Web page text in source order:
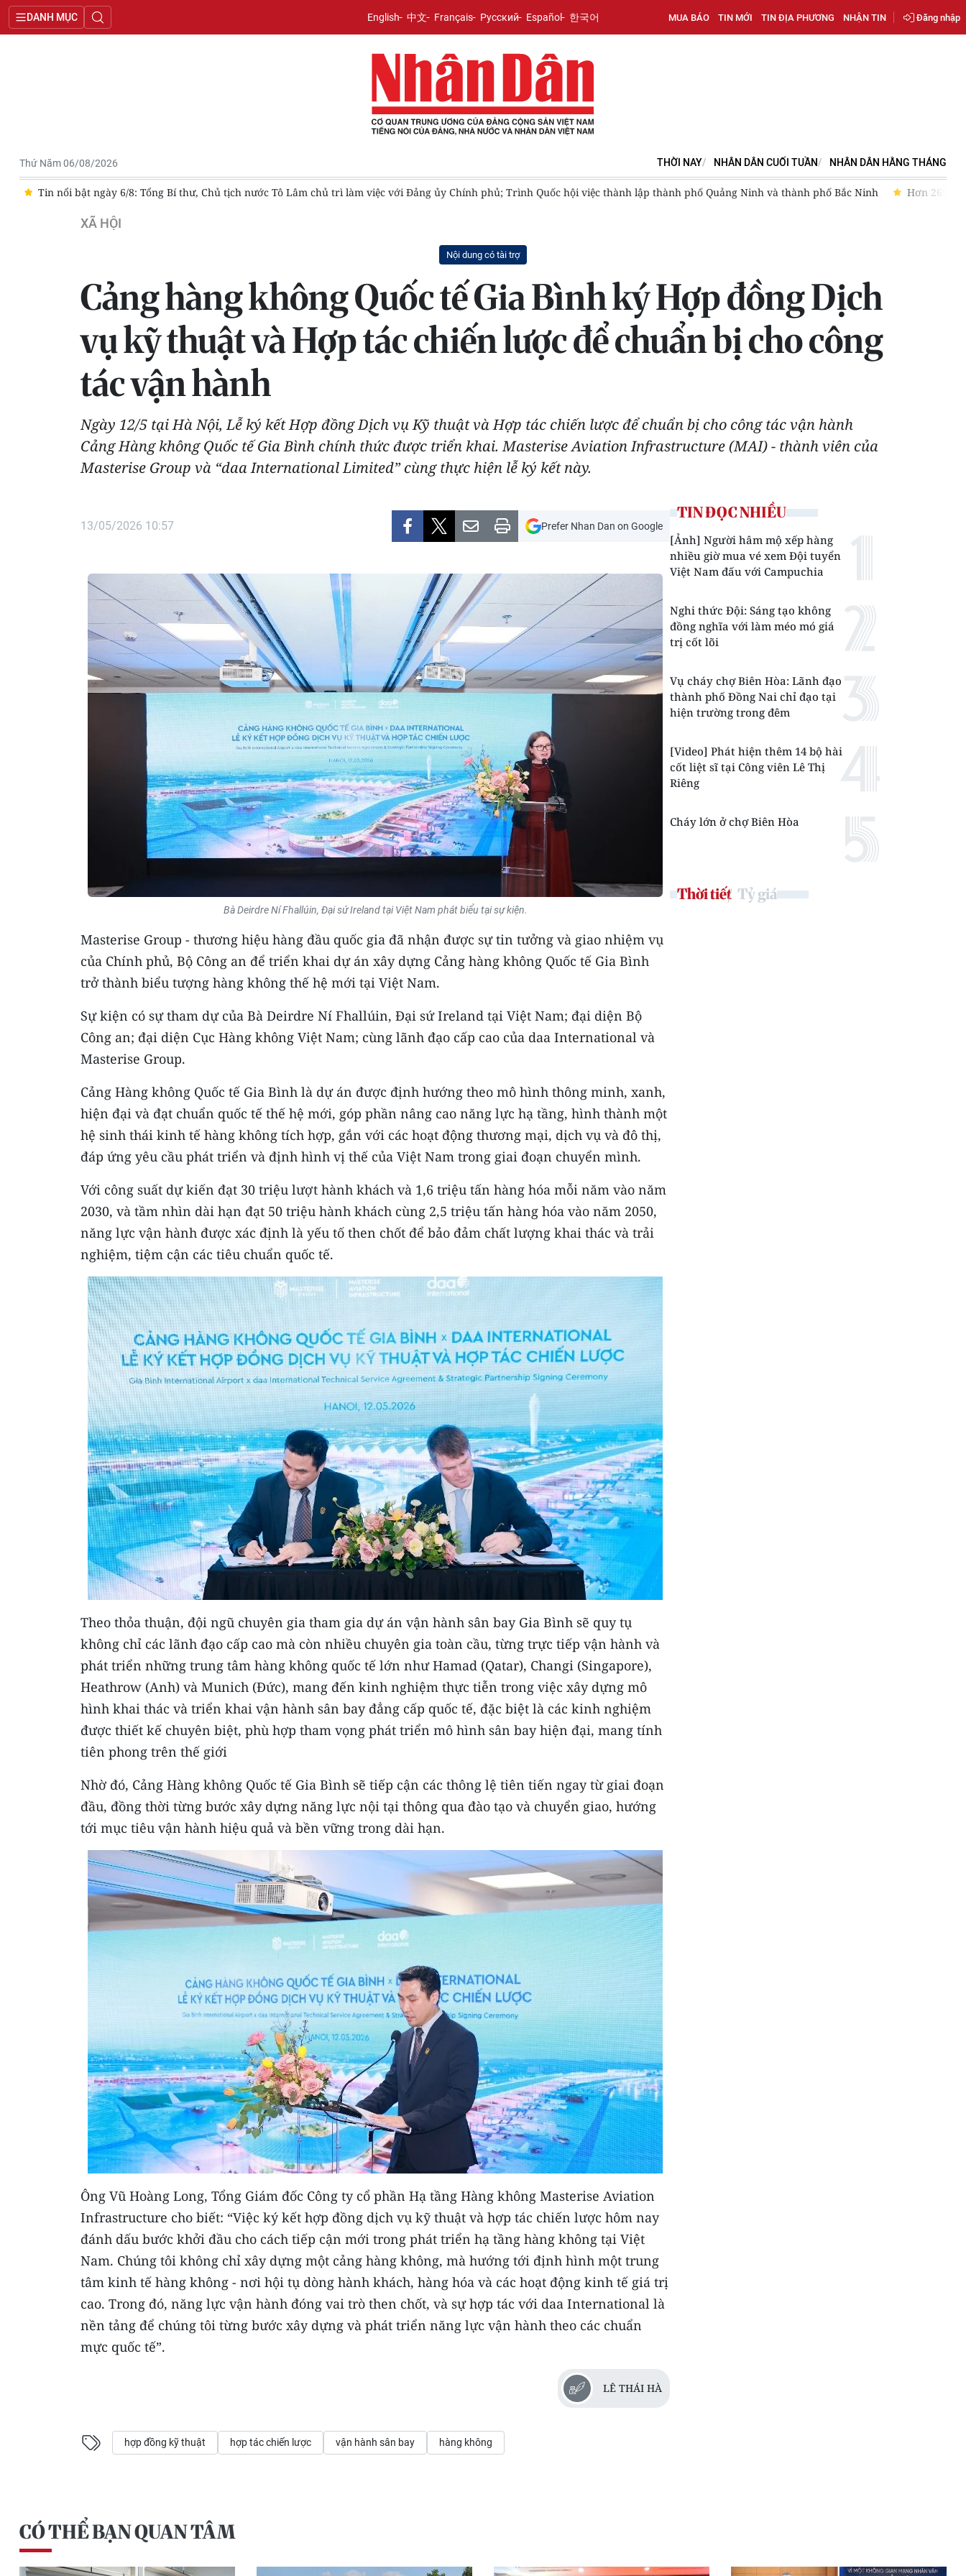
DANH MỤC English 中文 Français Русский Español 한국어 MUA BÁO TIN MỚI TIN ĐỊA PHƯƠNG NHẬN TIN Đăng nhập
Thứ Năm 06/08/2026 THỜI NAY NHÂN DÂN CUỐI TUẦN NHÂN DÂN HẰNG THÁNG
Tin nổi bật ngày 6/8: Tổng Bí thư, Chủ tịch nước Tô Lâm chủ trì làm việc với Đảng ủy Chính phủ; Trình Quốc hội việc thành lập thành phố Quảng Ninh và thành phố Bắc Ninh Hơn
XÃ HỘI
Nội dung có tài trợ
Cảng hàng không Quốc tế Gia Bình ký Hợp đồng Dịch
vụ kỹ thuật và Hợp tác chiến lược để chuẩn bị cho công
tác vận hành
Ngày 12/5 tại Hà Nội, Lễ ký kết Hợp đồng Dịch vụ Kỹ thuật và Hợp tác chiến lược để chuẩn bị cho công tác vận hành
Cảng Hàng không Quốc tế Gia Bình chính thức được triển khai. Masterise Aviation Infrastructure (MAI) - thành viên của
Masterise Group và “daa International Limited” cùng thực hiện lễ ký kết này.
13/05/2026 10:57 Prefer Nhan Dan on Google
Bà Deirdre Ní Fhallúin, Đại sứ Ireland tại Việt Nam phát biểu tại sự kiện.
Masterise Group - thương hiệu hàng đầu quốc gia đã nhận được sự tin tưởng và giao nhiệm vụ
của Chính phủ, Bộ Công an để triển khai dự án xây dựng Cảng hàng không Quốc tế Gia Bình
trở thành biểu tượng hàng không thế hệ mới tại Việt Nam.
Sự kiện có sự tham dự của Bà Deirdre Ní Fhallúin, Đại sứ Ireland tại Việt Nam; đại diện Bộ
Công an; đại diện Cục Hàng không Việt Nam; cùng lãnh đạo cấp cao của daa International và
Masterise Group.
Cảng Hàng không Quốc tế Gia Bình là dự án được định hướng theo mô hình thông minh, xanh,
hiện đại và đạt chuẩn quốc tế thế hệ mới, góp phần nâng cao năng lực hạ tầng, hình thành một
hệ sinh thái kinh tế hàng không tích hợp, gắn với các hoạt động thương mại, dịch vụ và đô thị,
đáp ứng yêu cầu phát triển và định hình vị thế của Việt Nam trong giai đoạn chuyển mình.
Với công suất dự kiến đạt 30 triệu lượt hành khách và 1,6 triệu tấn hàng hóa mỗi năm vào năm
2030, và tầm nhìn dài hạn đạt 50 triệu hành khách cùng 2,5 triệu tấn hàng hóa vào năm 2050,
năng lực vận hành được xác định là yếu tố then chốt để bảo đảm chất lượng khai thác và trải
nghiệm, tiệm cận các tiêu chuẩn quốc tế.
Theo thỏa thuận, đội ngũ chuyên gia tham gia dự án vận hành sân bay Gia Bình sẽ quy tụ
không chỉ các lãnh đạo cấp cao mà còn nhiều chuyên gia toàn cầu, từng trực tiếp vận hành và
phát triển những trung tâm hàng không quốc tế lớn như Hamad (Qatar), Changi (Singapore),
Heathrow (Anh) và Munich (Đức), mang đến kinh nghiệm thực tiễn trong việc xây dựng mô
hình khai thác và triển khai vận hành sân bay đẳng cấp quốc tế, đặc biệt là các kinh nghiệm
được thiết kế chuyên biệt, phù hợp tham vọng phát triển mô hình sân bay hiện đại, mang tính
tiên phong trên thế giới
Nhờ đó, Cảng Hàng không Quốc tế Gia Bình sẽ tiếp cận các thông lệ tiên tiến ngay từ giai đoạn
đầu, đồng thời từng bước xây dựng năng lực nội tại thông qua đào tạo và chuyển giao, hướng
tới mục tiêu vận hành hiệu quả và bền vững trong dài hạn.
Ông Vũ Hoàng Long, Tổng Giám đốc Công ty cổ phần Hạ tầng Hàng không Masterise Aviation
Infrastructure cho biết: “Việc ký kết hợp đồng dịch vụ kỹ thuật và hợp tác chiến lược hôm nay
đánh dấu bước khởi đầu cho cách tiếp cận mới trong phát triển hạ tầng hàng không tại Việt
Nam. Chúng tôi không chỉ xây dựng một cảng hàng không, mà hướng tới định hình một trung
tâm kinh tế hàng không - nơi hội tụ dòng hành khách, hàng hóa và các hoạt động kinh tế giá trị
cao. Trong đó, năng lực vận hành đóng vai trò then chốt, và sự hợp tác với daa International là
nền tảng để chúng tôi từng bước xây dựng và phát triển năng lực vận hành theo các chuẩn
mực quốc tế”.
LÊ THÁI HÀ
hợp đồng kỹ thuật hợp tác chiến lược vận hành sân bay hàng không
TIN ĐỌC NHIỀU
[Ảnh] Người hâm mộ xếp hàng
nhiều giờ mua vé xem Đội tuyển
Việt Nam đấu với Campuchia
Nghi thức Đội: Sáng tạo không
đồng nghĩa với làm méo mó giá
trị cốt lõi
Vụ cháy chợ Biên Hòa: Lãnh đạo
thành phố Đồng Nai chỉ đạo tại
hiện trường trong đêm
[Video] Phát hiện thêm 14 bộ hài
cốt liệt sĩ tại Công viên Lê Thị
Riêng
Cháy lớn ở chợ Biên Hòa
Thời tiết Tỷ giá
CÓ THỂ BẠN QUAN TÂM